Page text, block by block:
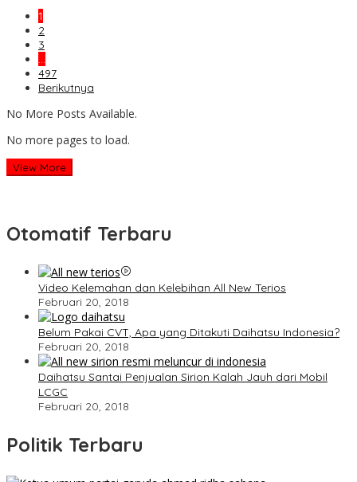
1
2
3
…
497
Berikutnya
No More Posts Available.
No more pages to load.
View More
Otomatif Terbaru
Video Kelemahan dan Kelebihan All New Terios
Februari 20, 2018
Belum Pakai CVT, Apa yang Ditakuti Daihatsu Indonesia?
Februari 20, 2018
Daihatsu Santai Penjualan Sirion Kalah Jauh dari Mobil
LCGC
Februari 20, 2018
Politik Terbaru